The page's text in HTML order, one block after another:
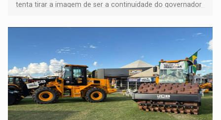
tenta tirar a imagem de ser a continuidade do governador
não ter entrado no modo eleição; ABAV faz evento em